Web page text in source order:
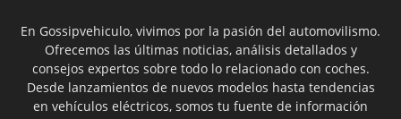
En Gossipvehiculo, vivimos por la pasión del automovilismo.
Ofrecemos las últimas noticias, análisis detallados y
consejos expertos sobre todo lo relacionado con coches.
Desde lanzamientos de nuevos modelos hasta tendencias
en vehículos eléctricos, somos tu fuente de información